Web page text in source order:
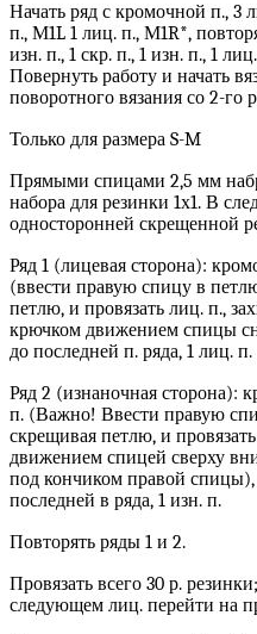
Начать ряд с кромочной п., 3
п., М1L 1 лиц. п., М1R*,
изн. п., 1 скр. п., 1 изн. п., 1
Повернуть работу и начать
поворотного вязания со 2-го
Только для размера S-M
Прямыми спицами 2,5 мм
набора для резинки 1х1. В
односторонней скрещенной
Ряд 1 (лицевая сторона):
(ввести правую спицу в
петлю, и провязать лиц. п.,
крючком движением спицы
до последней п. ряда, 1 лиц. п.
Ряд 2 (изнаночная сторона):
п. (Важно! Ввести правую
скрещивая петлю, и
движением спицей сверху
под кончиком правой
последней в ряда, 1 изн. п.
Повторять ряды 1 и 2.
Провязать всего 30 р.
следующем лиц. перейти на